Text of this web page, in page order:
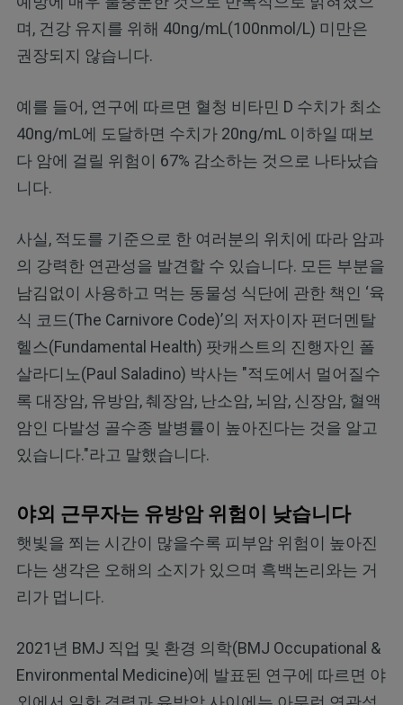
며, 건강 유지를 위해 40ng/mL(100nmol/L) 미만은
권장되지 않습니다.
예를 들어, 연구에 따르면 혈청 비타민 D 수치가 최소
40ng/mL에 도달하면 수치가 20ng/mL 이하일 때보
다 암에 걸릴 위험이 67% 감소하는 것으로 나타났습
니다.
사실, 적도를 기준으로 한 여러분의 위치에 따라 암과
의 강력한 연관성을 발견할 수 있습니다. 모든 부분을
남김없이 사용하고 먹는 동물성 식단에 관한 책인 ‘육
식 코드(The Carnivore Code)’의 저자이자 펀더멘탈
헬스(Fundamental Health) 팟캐스트의 진행자인 폴
살라디노(Paul Saladino) 박사는 "적도에서 멀어질수
록 대장암, 유방암, 췌장암, 난소암, 뇌암, 신장암, 혈액
암인 다발성 골수종 발병률이 높아진다는 것을 알고
있습니다."라고 말했습니다.
야외 근무자는 유방암 위험이 낮습니다
햇빛을 쬐는 시간이 많을수록 피부암 위험이 높아진
다는 생각은 오해의 소지가 있으며 흑백논리와는 거
리가 멉니다.
2021년 BMJ 직업 및 환경 의학(BMJ Occupational &
Environmental Medicine)에 발표된 연구에 따르면 야